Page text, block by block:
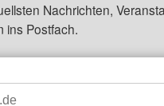
Nachrichten,
ins Postfach.